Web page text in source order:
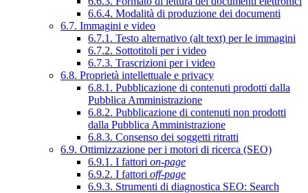
6.6.4. Modalità di produzione dei documenti
6.7. Immagini e video
6.7.1. Testo alternativo (alt text) per le immagini
6.7.2. Sottotitoli per i video
6.7.3. Trascrizioni per i video
6.8. Proprietà intellettuale e privacy
6.8.1. Pubblicazione di contenuti prodotti dalla
Pubblica Amministrazione
6.8.2. Pubblicazione di contenuti non prodotti
dalla Pubblica Amministrazione
6.8.3. Consenso dei soggetti ritratti
6.9. Ottimizzazione per i motori di ricerca (SEO)
6.9.1. I fattori on-page
6.9.2. I fattori off-page
6.9.3. Strumenti di diagnostica SEO: Search